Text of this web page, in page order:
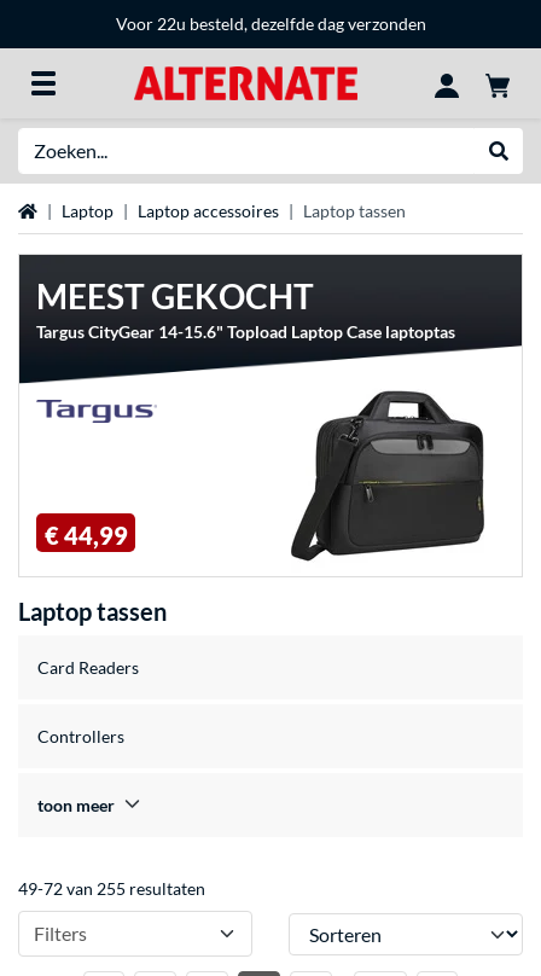
Voor 22u besteld, dezelfde dag verzonden
Home Laptop Laptop accessoires Laptop tassen
MEEST GEKOCHT
Targus CityGear 14-15.6" Topload Laptop Case laptoptas
€ 44,99
Laptop tassen
Card Readers
Controllers
toon meer
49-72 van 255 resultaten
Filters Sorteren